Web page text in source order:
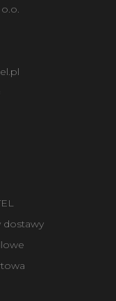
dostawy